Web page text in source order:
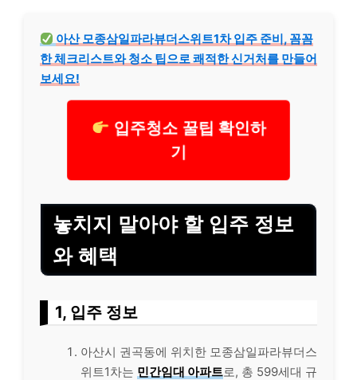
아산 모종삼일파라뷰더스위트1차 입주 준비, 꼼꼼
한 체크리스트와 청소 팁으로 쾌적한 신거처를 만들어
보세요!
입주청소 꿀팁 확인하
기
놓치지 말아야 할 입주 정보
와 혜택
1, 입주 정보
아산시 권곡동에 위치한 모종삼일파라뷰더스
위트1차는 민간임대 아파트로, 총 599세대 규